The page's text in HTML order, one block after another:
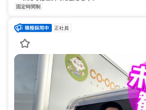
固定時間制
正社員